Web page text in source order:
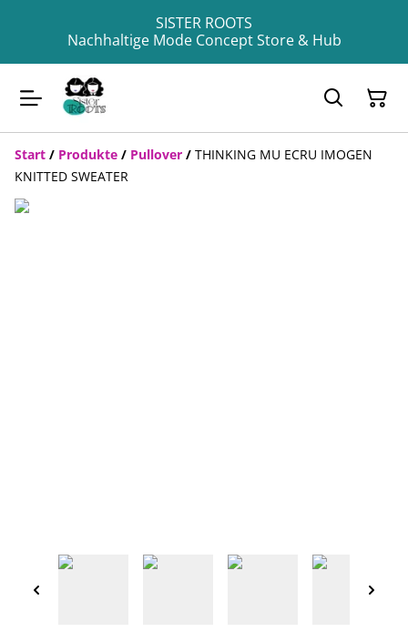
SISTER ROOTS
Nachhaltige Mode Concept Store & Hub
Start / Produkte / Pullover / THINKING MU ECRU IMOGEN
KNITTED SWEATER